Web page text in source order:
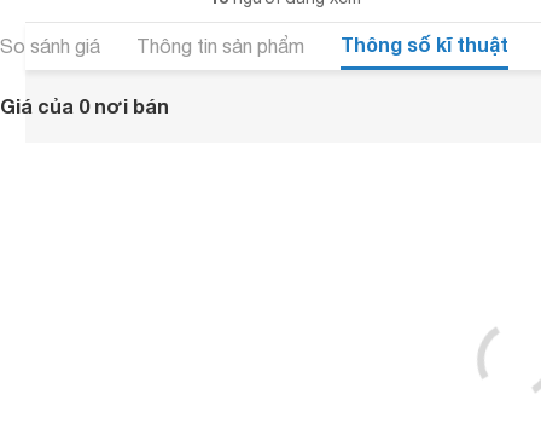
So sánh giá Thông tin sản phẩm Thông số kĩ thuật
Giá của 0 nơi bán